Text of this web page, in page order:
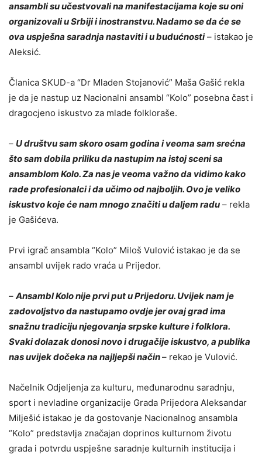
ansambli su učestvovali na manifestacijama koje su oni
organizovali u Srbiji i inostranstvu. Nadamo se da će se
ova uspješna saradnja nastaviti i u budućnosti– istakao je
Aleksić.
Članica SKUD-a “Dr Mladen Stojanović” Maša Gašić rekla
je da je nastup uz Nacionalni ansambl “Kolo” posebna čast i
dragocjeno iskustvo za mlade folkloraše.
– U društvu sam skoro osam godina i veoma sam srećna
što sam dobila priliku da nastupim na istoj sceni sa
ansamblom Kolo. Za nas je veoma važno da vidimo kako
rade profesionalci i da učimo od najboljih. Ovo je veliko
iskustvo koje će nam mnogo značiti u daljem radu – rekla
je Gašićeva.
Prvi igrač ansambla “Kolo” Miloš Vulović istakao je da se
ansambl uvijek rado vraća u Prijedor.
– Ansambl Kolo nije prvi put u Prijedoru. Uvijek nam je
zadovoljstvo da nastupamo ovdje jer ovaj grad ima
snažnu tradiciju njegovanja srpske kulture i folklora.
Svaki dolazak donosi novo i drugačije iskustvo, a publika
nas uvijek dočeka na najljepši način– rekao je Vulović.
Načelnik Odjeljenja za kulturu, međunarodnu saradnju,
sport i nevladine organizacije Grada Prijedora Aleksandar
Milješić istakao je da gostovanje Nacionalnog ansambla
“Kolo” predstavlja značajan doprinos kulturnom životu
grada i potvrdu uspješne saradnje kulturnih institucija i